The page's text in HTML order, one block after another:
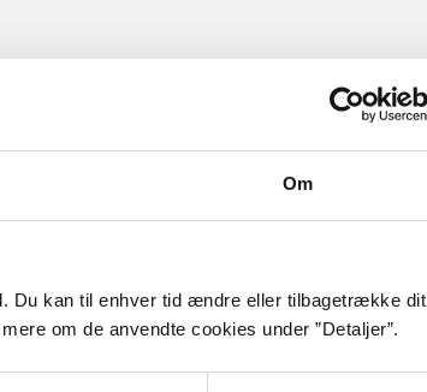
Om
Du kan til enhver tid ændre eller tilbagetrække dit
om de anvendte cookies under ”Detaljer”.